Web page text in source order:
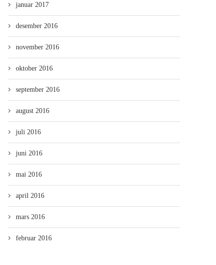
januar 2017
desember 2016
november 2016
oktober 2016
september 2016
august 2016
juli 2016
juni 2016
mai 2016
april 2016
mars 2016
februar 2016